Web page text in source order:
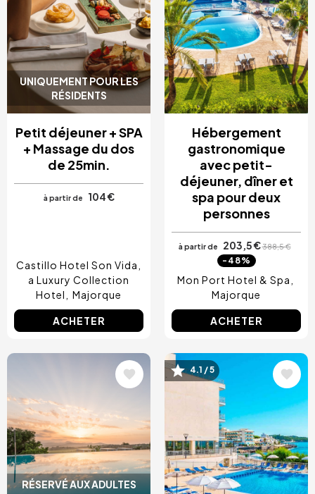
UNIQUEMENT POUR LES
RÉSIDENTS
Petit déjeuner + SPA
+ Massage du dos
de 25min.
à partir de 104 €
Castillo Hotel Son Vida,
a Luxury Collection
Hotel
Majorque
ACHETER
Hébergement
gastronomique
avec petit-
déjeuner, dîner et
spa pour deux
personnes
à partir de 203,5 €388,5 €
-48%
Mon Port Hotel & Spa
Majorque
ACHETER
RÉSERVÉ AUX ADULTES
Image Image
4.1 / 5